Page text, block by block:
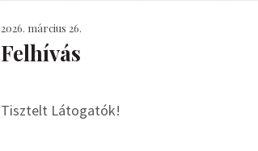
2026. március 26.
Felhívás
Tisztelt Látogatók!